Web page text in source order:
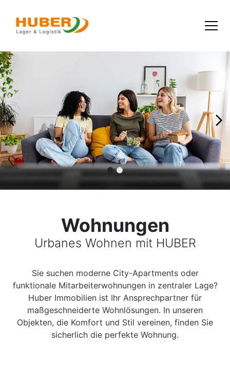
Wohnungen
Urbanes Wohnen mit HUBER
Sie suchen moderne City-Apartments oder
funktionale Mitarbeiterwohnungen in zentraler Lage?
Huber Immobilien ist Ihr Ansprechpartner für
maßgeschneiderte Wohnlösungen. In unseren
Objekten, die Komfort und Stil vereinen, finden Sie
sicherlich die perfekte Wohnung.